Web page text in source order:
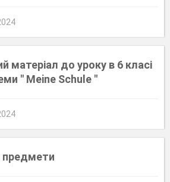
матеріал до уроку в 6 класі
" Meine Schule "
предмети